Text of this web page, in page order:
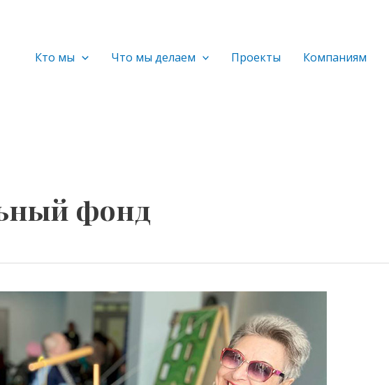
Кто мы Что мы делаем Проекты Компаниям
фонд